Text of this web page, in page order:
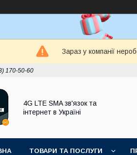
Зараз у компанії
170-50-60
4G LTE SMA зв'язок та
інтернет в Україні
ТОВАРИ ТА ПОСЛУГИ